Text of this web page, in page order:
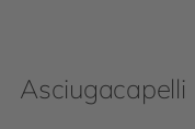
Asciugacapelli